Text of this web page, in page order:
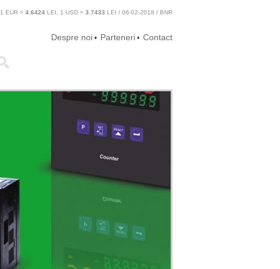
1 EUR = 4.6424 LEI, 1 USD = 3.7433 LEI / 06-02-2018 / BNR
Despre noi • Parteneri • Contact